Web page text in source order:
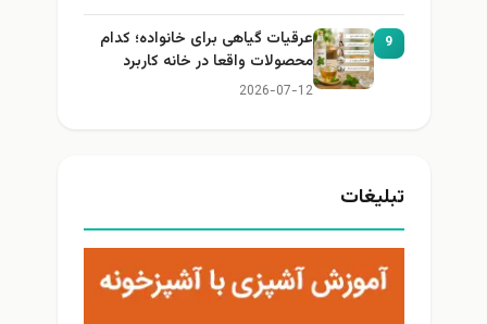
9
عرقیات گیاهی برای خانواده؛ کدام
محصولات واقعا در خانه کاربرد
دارند؟
2026-07-12
تبلیغات